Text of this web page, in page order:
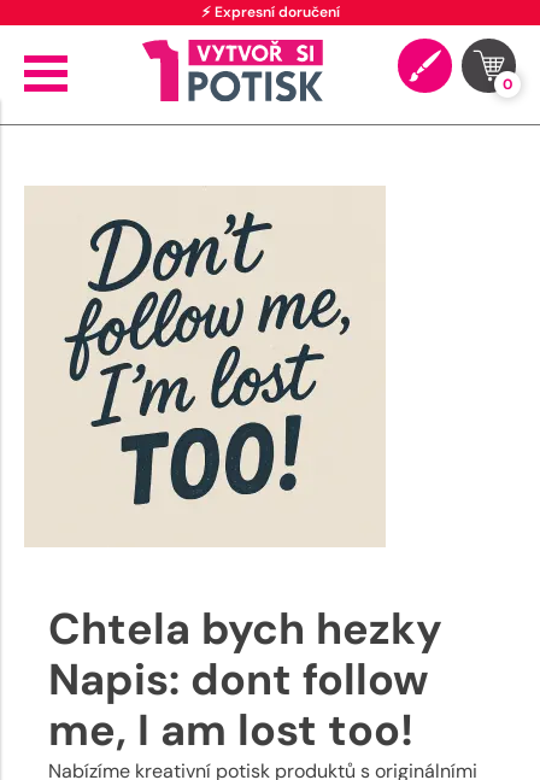
⚡ Expresní doručení
0
Chtela bych hezky
Napis: dont follow
me, I am lost too!
Nabízíme kreativní potisk produktů s originálními